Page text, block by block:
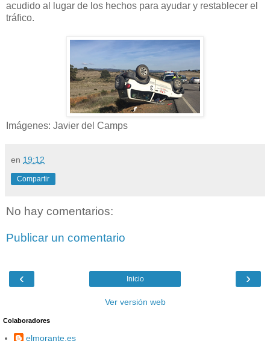
acudido al lugar de los hechos para ayudar y restablecer el
tráfico.
Imágenes: Javier del Camps
en 19:12
Compartir
No hay comentarios:
Publicar un comentario
‹ ›
Inicio
Ver versión web
Colaboradores
elmorante.es